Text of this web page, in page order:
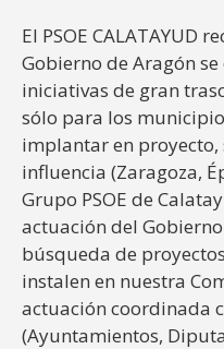
El PSOE CALATAYUD
Gobierno de Aragón
iniciativas de gran
sólo para los
implantar en proyecto,
influencia (Zaragoza,
Grupo PSOE de
actuación del
búsqueda de
instalen en nuestra
actuación coordinada
(Ayuntamientos,